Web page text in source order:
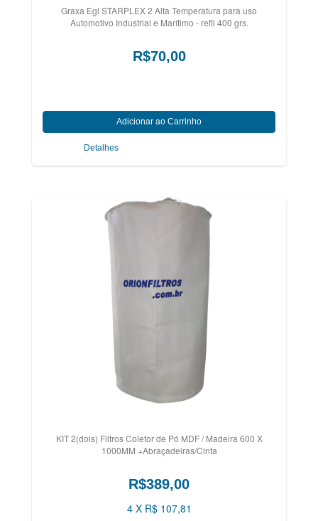
Graxa Egl STARPLEX 2 Alta Temperatura para uso
Automotivo Industrial e Marítimo - refil 400 grs.
R$70,00
Detalhes
KIT 2(dois) Filtros Coletor de Pó MDF / Madeira 600 X
1000MM +Abraçadeiras/Cinta
R$389,00
4 X R$ 107,81